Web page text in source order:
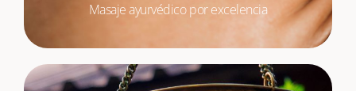
Masaje ayurvédico por excelencia